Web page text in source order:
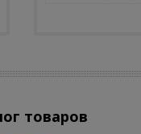
товаров